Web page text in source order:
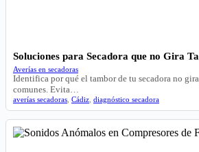
Soluciones para Secadora que no Gira
Averías en secadoras
Identifica por qué el tambor de tu secadora no
comunes. Evita…
averías secadoras Cádiz diagnóstico secadora